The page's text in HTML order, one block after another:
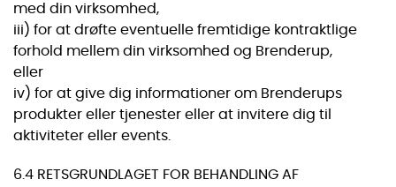
med din virksomhed,
iii) for at drøfte eventuelle fremtidige kontraktlige
forhold mellem din virksomhed og Brenderup,
eller
iv) for at give dig informationer om Brenderups
produkter eller tjenester eller at invitere dig til
aktiviteter eller events.
6.4 RETSGRUNDLAGET FOR BEHANDLING AF